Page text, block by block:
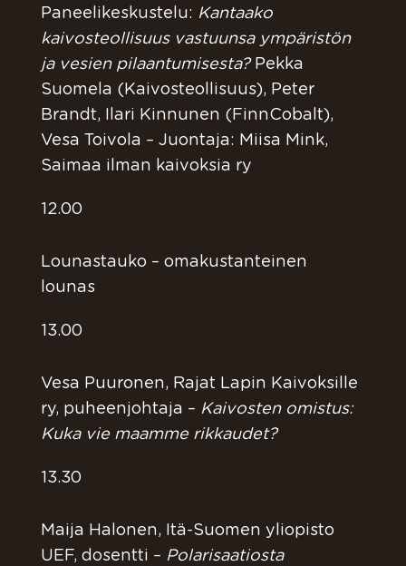
Paneelikeskustelu: Kantaako
kaivosteollisuus vastuunsa ympäristön
ja vesien pilaantumisesta?Pekka
Suomela (Kaivosteollisuus), Peter
Brandt, Ilari Kinnunen (FinnCobalt),
Vesa Toivola – Juontaja: Miisa Mink,
Saimaa ilman kaivoksia ry
12.00
Lounastauko – omakustanteinen
lounas
13.00
Vesa Puuronen, Rajat Lapin Kaivoksille
ry, puheenjohtaja – Kaivosten omistus:
Kuka vie maamme rikkaudet?
13.30
Maija Halonen, Itä-Suomen yliopisto
UEF, dosentti – Polarisaatiosta